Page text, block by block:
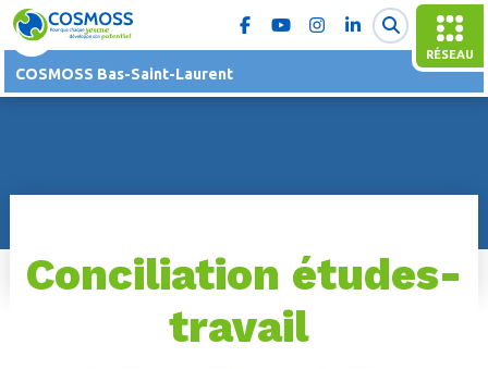
RÉSEAU
COSMOSS Bas-Saint-Laurent
Conciliation études-
travail